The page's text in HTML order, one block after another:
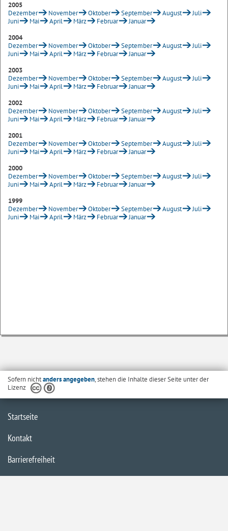
2005
Dezember
November Oktober September August
Juli
Juni
Mai April März Februar
Januar
2004
Dezember
November Oktober September August
Juli
Juni
Mai April März Februar
Januar
2003
Dezember
November Oktober September August
Juli
Juni
Mai April März Februar
Januar
2002
Dezember
November Oktober September August
Juli
Juni
Mai April März Februar
Januar
2001
Dezember
November Oktober September August
Juli
Juni
Mai April März Februar
Januar
2000
Dezember
November Oktober September August
Juli
Juni
Mai April März Februar
Januar
1999
Dezember
November Oktober September August
Juli
Juni
Mai April März Februar Januar
Sofern nichtanders angegeben, stehen die Inhalte dieser Seite unter der
Lizenz
Startseite
Kontakt
Barrierefreiheit